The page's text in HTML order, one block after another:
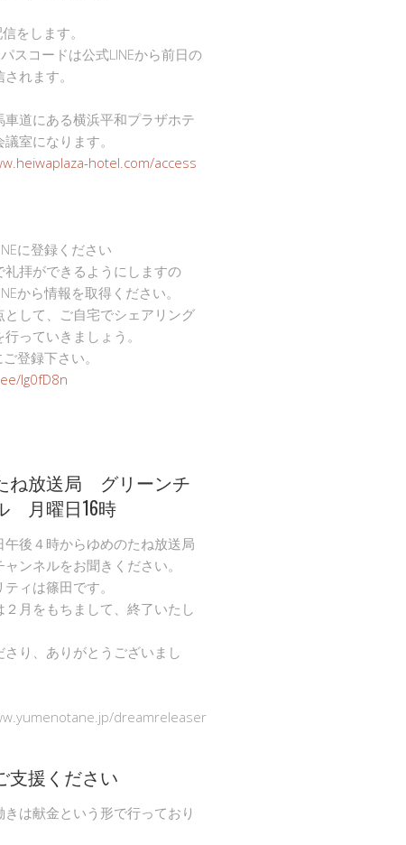
をします。
スコードは公式LINEから前日の
れます。
車道にある横浜平和プラザホテ
室になります。
hotel.com/access
に登録ください
礼拝ができるようにしますの
から情報を取得ください。
として、ご自宅でシェアリング
っていきましょう。
登録下さい。
Ig0fD8n
ね放送局 グリーンチ
月曜日16時
午後４時からゆめのたね放送局
ンネルをお聞きください。
ィは篠田です。
２月をもちまして、終了いたし
さり、ありがとうございまし
dreamreleaser
支援ください
きは献金という形で行っており